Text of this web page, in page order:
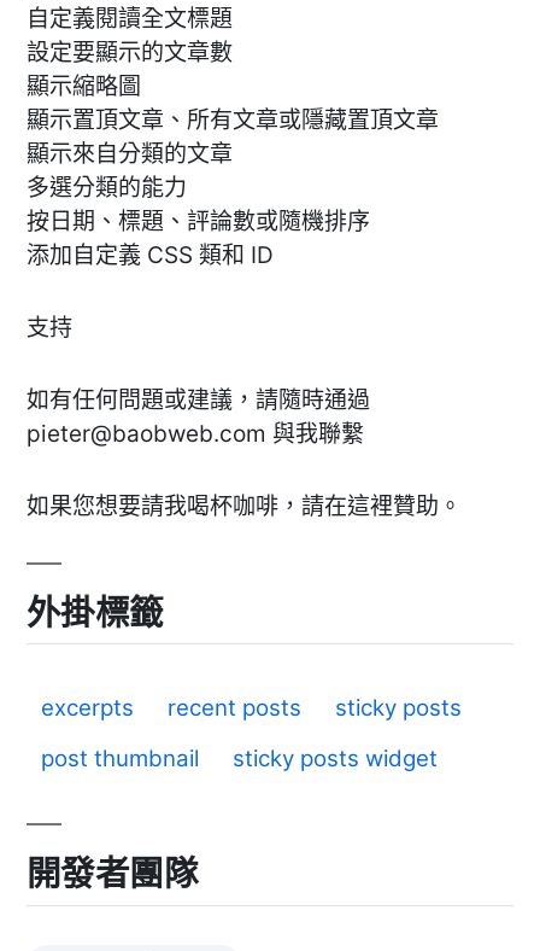
自定義閱讀全文標題
設定要顯示的文章數
顯示縮略圖
顯示置頂文章、所有文章或隱藏置頂文章
顯示來自分類的文章
多選分類的能力
按日期、標題、評論數或隨機排序
添加自定義 CSS 類和 ID
支持
如有任何問題或建議，請隨時通過
pieter@baobweb.com 與我聯繫
如果您想要請我喝杯咖啡，請在這裡贊助。
外掛標籤
excerpts recent posts
sticky posts
post thumbnail
sticky posts widget
開發者團隊